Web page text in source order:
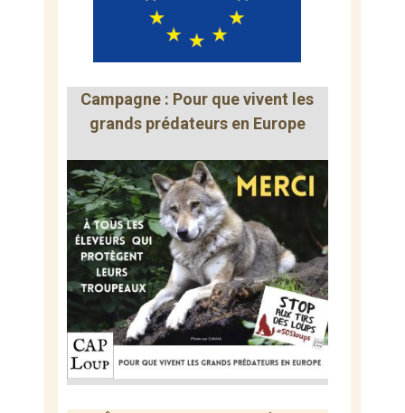
Campagne : Pour que vivent les
grands prédateurs en Europe